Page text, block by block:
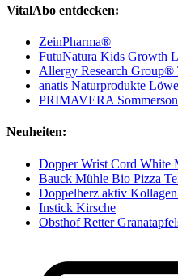
VitalAbo entdecken:
ZeinPharma®
FutuNatura Kids Growth
Allergy Research Group®
anatis Naturprodukte
PRIMAVERA
Neuheiten:
Dopper Wrist Cord White
Bauck Mühle Bio Pizza
Doppelherz aktiv
Instick Kirsche
Obsthof Retter